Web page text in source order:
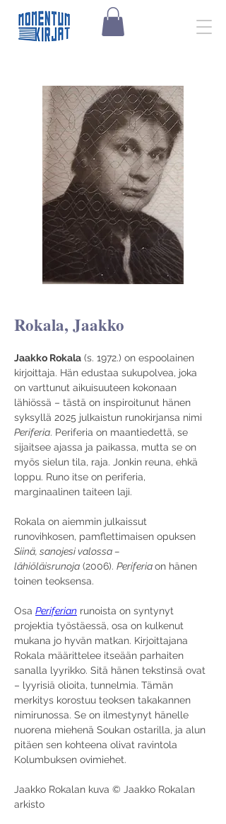
Rokala, Jaakko
Jaakko Rokala (s. 1972.) on espoolainen
kirjoittaja. Hän edustaa sukupolvea, joka
on varttunut aikuisuuteen kokonaan
lähiössä – tästä on inspiroitunut hänen
syksyllä 2025 julkaistun runokirjansa nimi
Periferia. Periferia on maantiedettä, se
sijaitsee ajassa ja paikassa, mutta se on
myös sielun tila, raja. Jonkin reuna, ehkä
loppu. Runo itse on periferia,
marginaalinen taiteen laji.
Rokala on aiemmin julkaissut
runovihkosen, pamflettimaisen opuksen
Siinä, sanojesi valossa –
lähiöläisrunoja (2006). Periferia on hänen
toinen teoksensa.
Osa Periferian runoista on syntynyt
projektia työstäessä, osa on kulkenut
mukana jo hyvän matkan. Kirjoittajana
Rokala määrittelee itseään parhaiten
sanalla lyyrikko. Sitä hänen tekstinsä ovat
– lyyrisiä olioita, tunnelmia. Tämän
merkitys korostuu teoksen takakannen
nimirunossa. Se on ilmestynyt hänelle
nuorena miehenä Soukan ostarilla, ja alun
pitäen sen kohteena olivat ravintola
Kolumbuksen ovimiehet.
Jaakko Rokalan kuva © Jaakko Rokalan
arkisto